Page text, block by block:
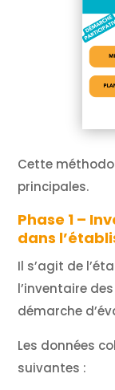
Cette
principales.
Phase 1 –
dans
Il s’agit de
l’inventaire
démarche
Les données
suivantes :